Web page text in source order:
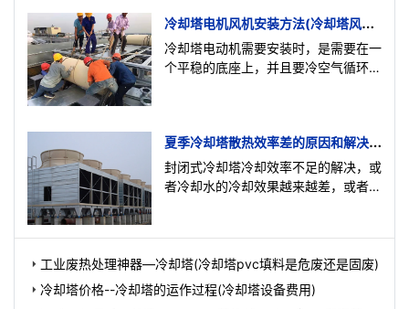
冷却塔电机风机安装方法(冷却塔风机
电机怎么安装)
冷却塔电动机需要安装时，是需要在一
个平稳的底座上，并且要冷空气循环畅
夏季冷却塔散热效率差的原因和解决方
案
封闭式冷却塔冷却效率不足的解决，或
者冷却水的冷却效果越来越差，或者冷
工业废热处理神器—冷却塔(冷却塔pvc填料是危废还是固废)
冷却塔价格--冷却塔的运作过程(冷却塔设备费用)